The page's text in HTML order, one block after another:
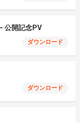
公開記念PV
ダウンロード
ダウンロード